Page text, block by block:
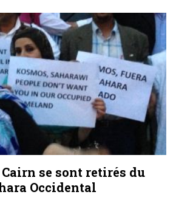
se sont retirés du
Occidental